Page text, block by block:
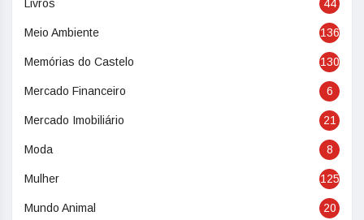
Livros 44
Meio Ambiente 136
Memórias do Castelo 130
Mercado Financeiro 6
Mercado Imobiliário 21
Moda 8
Mulher 125
Mundo Animal 20